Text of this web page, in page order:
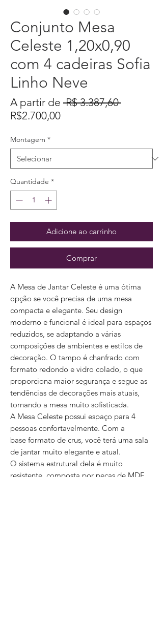
Conjunto Mesa
Celeste 1,20x0,90
com 4 cadeiras Sofia
Linho Neve
A partir de R$ 3.387,60 Preço
R$2.700,00Preço
Montagem *
Quantidade *
Adicione ao carrinho
Comprar
A Mesa de Jantar Celeste é uma ótima
opção se você precisa de uma mesa
compacta e elegante. Seu design
moderno e funcional é ideal para espaços
reduzidos, se adaptando a várias
composições de ambientes e estilos de
decoração. O tampo é chanfrado com
formato redondo e vidro colado, o que
proporciona maior segurança e segue as
tendências de decorações mais atuais,
tornando a mesa muito sofisticada.
A Mesa Celeste possui espaço para 4
pessoas confortavelmente. Com a
base formato de crus, você terá uma sala
de jantar muito elegante e atual.
O sistema estrutural dela é muito
resistente, composta por peças de MDF,